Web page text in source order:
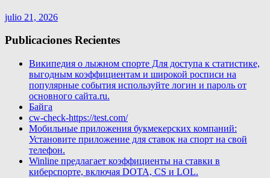
julio 21, 2026
Publicaciones Recientes
Википедия о лыжном спорте Для доступа к статистике,
выгодным коэффициентам и широкой росписи на
популярные события используйте логин и пароль от
основного сайта.ru.
Байга
cw-check-https://test.com/
Мобильные приложения букмекерских компаний:
Установите приложение для ставок на спорт на свой
телефон.
Winline предлагает коэффициенты на ставки в
киберспорте, включая DOTA, CS и LOL.